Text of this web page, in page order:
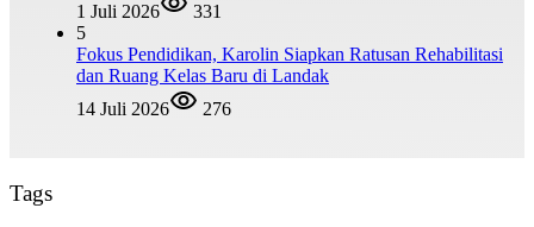
1 Juli 2026
331
5
Fokus Pendidikan, Karolin Siapkan Ratusan Rehabilitasi
dan Ruang Kelas Baru di Landak
14 Juli 2026
276
Tags